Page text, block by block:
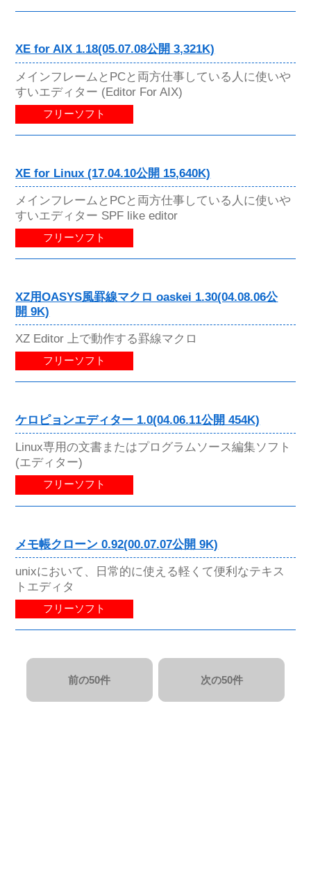
XE for AIX 1.18(05.07.08公開 3,321K)
メインフレームとPCと両方仕事している人に使いや
すいエディター (Editor For AIX)
フリーソフト
XE for Linux (17.04.10公開 15,640K)
メインフレームとPCと両方仕事している人に使いや
すいエディター SPF like editor
フリーソフト
XZ用OASYS風罫線マクロ oaskei 1.30(04.08.06公
開 9K)
XZ Editor 上で動作する罫線マクロ
フリーソフト
ケロピョンエディター 1.0(04.06.11公開 454K)
Linux専用の文書またはプログラムソース編集ソフト
(エディター)
フリーソフト
メモ帳クローン 0.92(00.07.07公開 9K)
unixにおいて、日常的に使える軽くて便利なテキス
トエディタ
フリーソフト
前の50件 次の50件